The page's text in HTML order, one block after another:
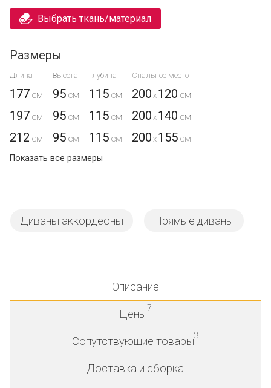
Выбрать ткань/материал
Размеры
Длина Высота Глубина Спальное место
177 95 115 200 x 120
197
95 115 200 x 140
212
95 115 200 x 155
Показать все размеры
Диваны аккордеоны Прямые диваны
Описание
Цены7
Сопутствующие товары3
Доставка и сборка